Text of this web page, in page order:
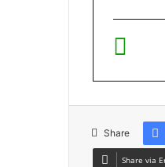
Share
Share via